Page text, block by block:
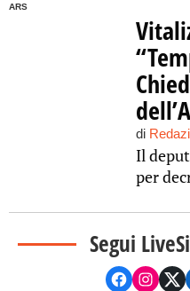
ARS
di
Il
per
Segui